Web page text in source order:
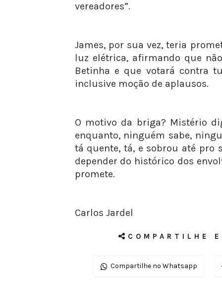
vereadores”.
James, por sua vez, teria
luz elétrica, afirmando que
Betinha e que votará contra
inclusive moção de aplausos.
O motivo da briga? Mistério
enquanto, ninguém sabe,
tá quente, tá, e sobrou até pro
depender do histórico dos
promete.
Carlos Jardel
COMPARTILHE
Compartilhe no Whatsapp